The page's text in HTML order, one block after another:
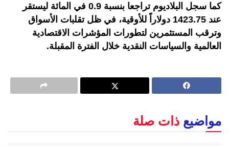
كما سجل البلاديوم تراجعا بنسبة 0.9 في المائة ليستقر
عند 1423.75 دولاراً للأوقية، في ظل تقلبات الأسواق
وترقب المستثمرين لتطورات المؤشرات الاقتصادية
العالمية والسياسات النقدية خلال الفترة المقبلة.
مواضيع ذات صلة